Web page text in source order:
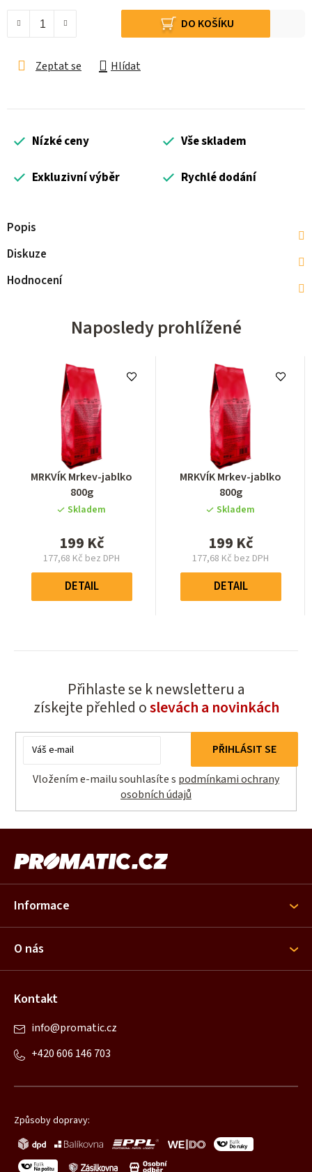
DO KOŠÍKU
Zeptat se Hlídat
Nízké ceny Vše skladem
Exkluzivní výběr Rychlé dodání
Popis
Diskuze
Hodnocení
Naposledy prohlížené
Průměrné
hodnocení
produktu
0,0
z
hvězdiček.
MRKVÍK Mrkev-jablko
800g
Skladem
199 Kč
177,68 Kč bez DPH
Měrná
cena:
DETAIL
Průměrné
hodnocení
produktu
0,0
z
hvězdiček.
MRKVÍK Mrkev-jablko
800g
Skladem
199 Kč
177,68 Kč bez DPH
Měrná
cena:
DETAIL
Přihlaste se k newsletteru a
získejte přehled oslevách a novinkách
E-
Vložením e-mailu souhlasíte s podmínkami ochrany
osobních údajů
PŘIHLÁSIT SE
p
t
Informace
O nás
Kontakt
info@promatic.cz
+420 606 146 703
Způsoby dopravy: